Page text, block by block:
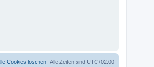
Alle Zeiten sind UTC+02:00
Cookies löschen